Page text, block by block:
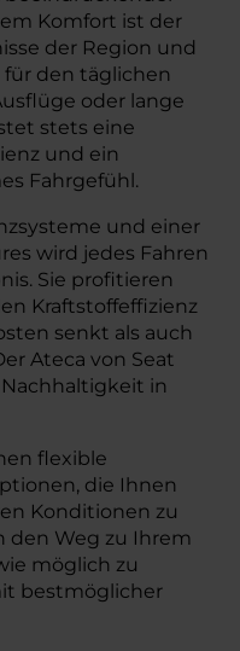
Komfort ist der
der Region und
den täglichen
oder lange
stets eine
und ein
Fahrgefühl.
und einer
wird jedes Fahren
Sie profitieren
Kraftstoffeffizienz
senkt als auch
Ateca von Seat
in
flexible
die Ihnen
Konditionen zu
den Weg zu Ihrem
möglich zu
bestmöglicher